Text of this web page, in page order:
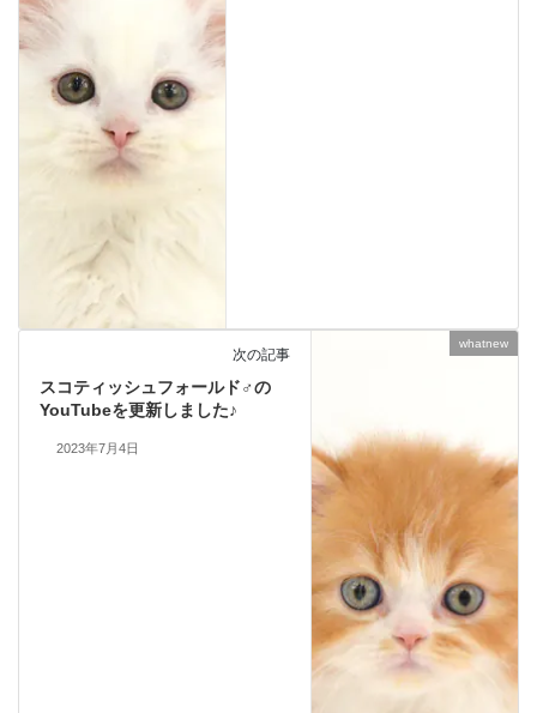
whatnew
次の記事
スコティッシュフォールド♂の
YouTubeを更新しました♪
2023年7月4日